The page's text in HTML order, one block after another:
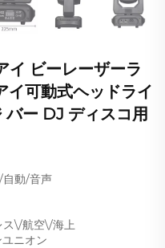
ビーレーザーラ
イ可動式ヘッドライ
バー DJ ディスコ用
自動/音声
ス\/航空\/海上
ニオン